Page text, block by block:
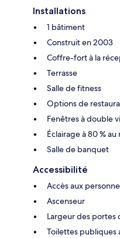
Installations
1 bâtiment
Construit en 2003
Coffre-fort à la
Terrasse
Salle de fitness
Options de
Fenêtres à double
Éclairage à 80 % au
Salle de banquet
Accessibilité
Accès aux
Ascenseur
Largeur des portes
Toilettes publiques